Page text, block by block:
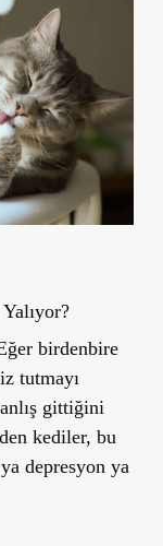
birdenbire
tutmayı
gittiğini
kediler, bu
depresyon ya